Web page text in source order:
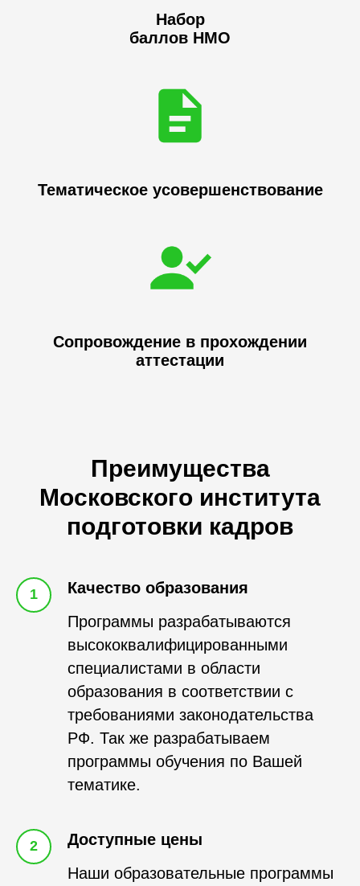
Набор
баллов НМО
Тематическое усовершенствование
Сопровождение в прохождении
аттестации
Преимущества
Московского института
подготовки кадров
1
Качество образования
Программы разрабатываются
высококвалифицированными
специалистами в области
образования в соответствии с
требованиями законодательства
РФ. Так же разрабатываем
программы обучения по Вашей
тематике.
2
Доступные цены
Наши образовательные программы